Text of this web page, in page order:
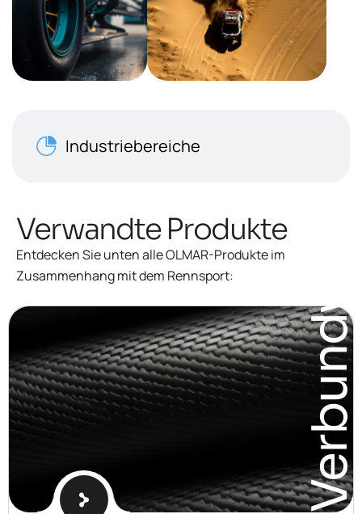
Industriebereiche
Verwandte Produkte
Entdecken Sie unten alle OLMAR-Produkte im
Zusammenhang mit dem Rennsport:
Verbundwerkstoffe